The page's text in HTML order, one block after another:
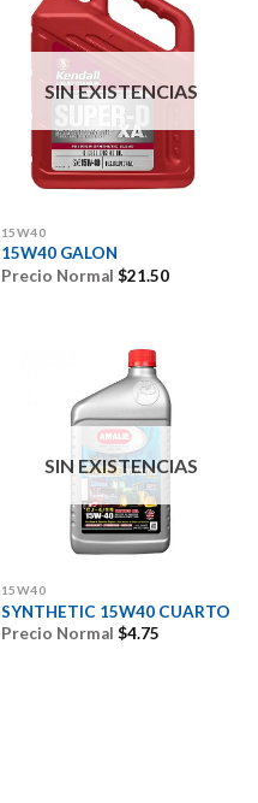
SIN EXISTENCIAS
15W40
15W40 GALON
Precio Normal $21.50
SIN EXISTENCIAS
15W40
SYNTHETIC 15W40 CUARTO
Precio Normal $4.75